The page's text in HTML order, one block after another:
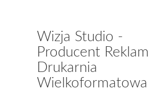
Wizja Studio -
Producent
Drukarnia
Wielkoformatowa